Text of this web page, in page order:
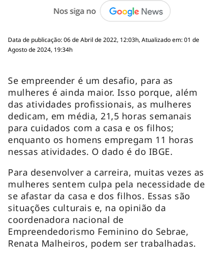
Data de publicação: 06 de Abril de 2022, 12:03h, Atualizado em: 01 de
Agosto de 2024, 19:34h
Se empreender é um desafio, para as
mulheres é ainda maior. Isso porque, além
das atividades profissionais, as mulheres
dedicam, em média, 21,5 horas semanais
para cuidados com a casa e os filhos;
enquanto os homens empregam 11 horas
nessas atividades. O dado é do IBGE.
Para desenvolver a carreira, muitas vezes as
mulheres sentem culpa pela necessidade de
se afastar da casa e dos filhos. Essas são
situações culturais e, na opinião da
coordenadora nacional de
Empreendedorismo Feminino do Sebrae,
Renata Malheiros, podem ser trabalhadas.